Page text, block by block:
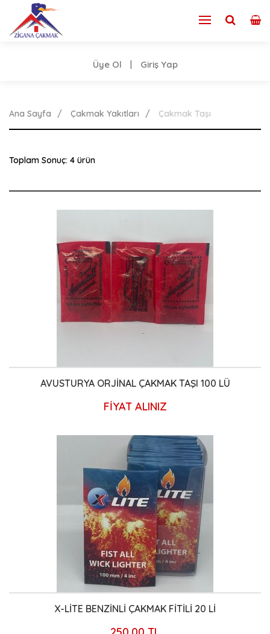
Üye Ol Giriş Yap
Ana Sayfa Çakmak Yakıtları Çakmak Taşı
Toplam Sonuç: 4 ürün
AVUSTURYA ORJİNAL ÇAKMAK TAŞI 100 LÜ
FİYAT ALINIZ
X-LİTE BENZİNLİ ÇAKMAK FİTİLİ 20 Lİ